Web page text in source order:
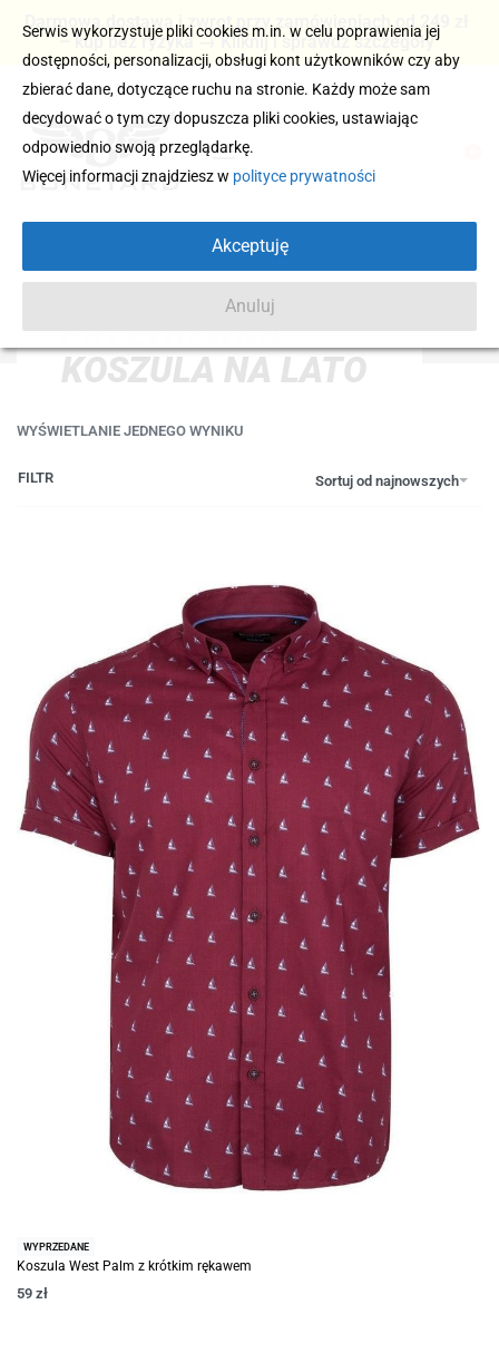
Darmowa dostawa i zwrot przy zamówieniach od 249 zł
– kup bez ryzyka → Kliknij i sprawdź szczegóły
PRZEWIEWNA
KOSZULA NA LATO
WYŚWIETLANIE JEDNEGO WYNIKU
Sortuj od najnowszych
FILTR
WYPRZEDANE
Koszula West Palm z krótkim rękawem
59 zł
Serwis wykorzystuje pliki cookies m.in. w celu poprawienia jej
dostępności, personalizacji, obsługi kont użytkowników czy aby
zbierać dane, dotyczące ruchu na stronie. Każdy może sam
decydować o tym czy dopuszcza pliki cookies, ustawiając
odpowiednio swoją przeglądarkę.
Więcej informacji znajdziesz w polityce prywatności
Akceptuję
Anuluj